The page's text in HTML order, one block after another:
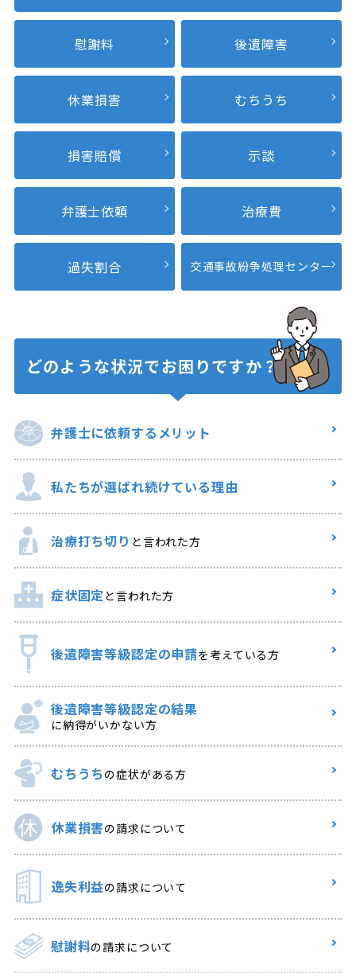
慰謝料 後遺障害
休業損害 むちうち
損害賠償 示談
弁護士依頼 治療費
過失割合 交通事故紛争処理センター
どのような状況でお困りですか？
弁護士に依頼するメリット
私たちが選ばれ続けている理由
治療打ち切り と言われた方
症状固定 と言われた方
後遺障害等級認定の申請を考えている方
後遺障害等級認定の結果
に納得がいかない方
むちうちの症状がある方
休業損害の請求について
逸失利益の請求について
慰謝料の請求について